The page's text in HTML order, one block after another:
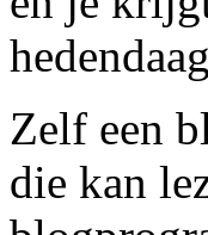
Zelf een
die kan